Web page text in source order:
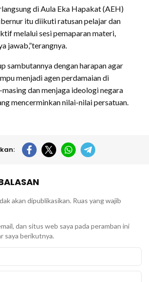
di Aula Eka Hapakat (AEH)
itu diikuti ratusan pelajar dan
melalui sesi pemaparan materi,
jawab,”terangnya.
sambutannya dengan harapan agar
menjadi agen perdamaian di
dan menjaga ideologi negara
mencerminkan nilai-nilai persatuan.
akan dipublikasikan. Ruas yang wajib
dan situs web saya pada peramban ini
saya berikutnya.